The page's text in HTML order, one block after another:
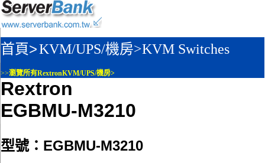
首頁>KVM/UPS/機房>KVM Switches
>>瀏覽所有RextronKVM/UPS/機房>
Rextron
EGBMU-M3210
型號：EGBMU-M3210